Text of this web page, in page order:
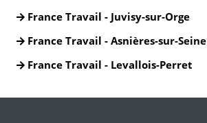
France Travail - Juvisy-sur-Orge
France Travail - Asnières-sur-Seine
France Travail - Levallois-Perret